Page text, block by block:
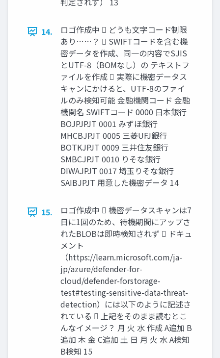
14.
ロゴ作成中  どうも文字コード制限
あり……？  SWIFTコードを含む機
密データを作成、同一の内容でSJIS
とUTF-8（BOMなし）の テキストフ
ァイルを作成  実際に機密データス
キャンにかけると、UTF-8のファイ
ルのみ検知可能 金融機関コード 金融
機関名 SWIFTコード 0000 日本銀行
BOJPJPJT 0001 みずほ銀行
MHCBJPJT 0005 三菱UFJ銀行
BOTKJPJT 0009 三井住友銀行
SMBCJPJT 0010 りそな銀行
DIWAJPJT 0017 埼玉りそな銀行
SAIBJPJT 用意した機密データ 14
15.
ロゴ作成中  機密データスキャンは7
日に1回のため、待機期間にアップさ
れたBLOBは即時検知されず  ドキュ
メント
（https://learn.microsoft.com/ja-
jp/azure/defender-for-
cloud/defender-forstorage-
test#testing-sensitive-data-threat-
detection）には以下のように記述さ
れている  上記をそのまま読むとこ
んなイメージ？ 月 火 水 作成 A追加 B
追加 木 金 C追加 土 日 月 火 水 A検知
B検知 15